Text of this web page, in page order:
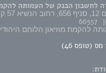
לחשבון הבנק של העמותה
66557
להקמת מוזיאון הלוחם
(טופס 46)